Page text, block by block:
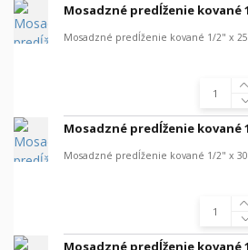
Mosadzné predĺženie kované
Mosadzné predĺženie kované 1/2" x
Mosadzné predĺženie kované
Mosadzné predĺženie kované 1/2" x
Mosadzné predĺženie kované